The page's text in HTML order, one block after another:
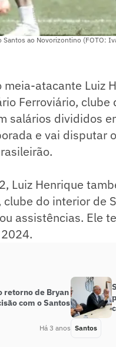
ao Novorizontino (FOTO:
meia-atacante Luiz
Ferroviário,
salários divididos
e vai disputar
Luiz Henrique
do interior de
assistências. Ele
retorno de Bryan
com o Santos
Há 3 anos Santos